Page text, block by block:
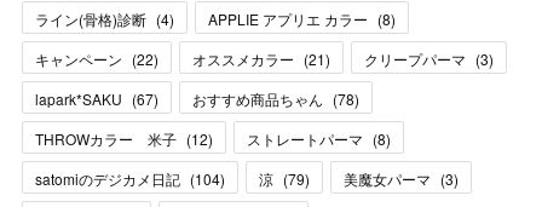
ライン(骨格)診断 (4) APPLIE アプリエ カラー (8)
キャンペーン (22) オススメカラー (21) クリープパーマ (3)
lapark*SAKU (67) おすすめ商品ちゃん (78)
THROWカラー 米子 (12) ストレートパーマ (8)
satomiのデジカメ日記 (104) 涼 (79) 美魔女パーマ (3)